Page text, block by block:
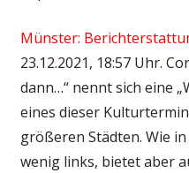
Münster:
23.12.2021, 18:57 Uhr.
dann…“ nennt sich eine
eines dieser
größeren Städten. Wie
wenig links, bietet aber